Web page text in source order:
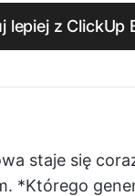
lepiej z ClickUp
staje się
*Którego